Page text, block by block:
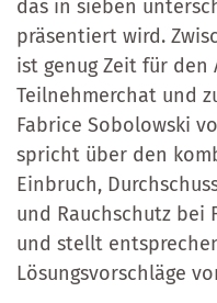
das in sieben
präsentiert wird.
ist genug Zeit für den
Teilnehmerchat und
Fabrice Sobolowski
spricht über den
Einbruch,
und Rauchschutz bei
und stellt
Lösungsvorschläge